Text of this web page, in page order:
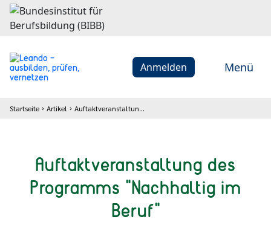
Anmelden Menü
Startseite Artikel Auftaktveranstaltung des Programms "Nachhaltig im Beruf"
Auftaktveranstaltung des
Programms "Nachhaltig im
Beruf"